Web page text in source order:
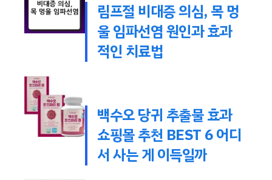
림프절 비대증 의심, 목 멍
울 임파선염 원인과 효과
적인 치료법
백수오 당귀 추출물 효과
쇼핑몰 추천 BEST 6 어디
서 사는 게 이득일까